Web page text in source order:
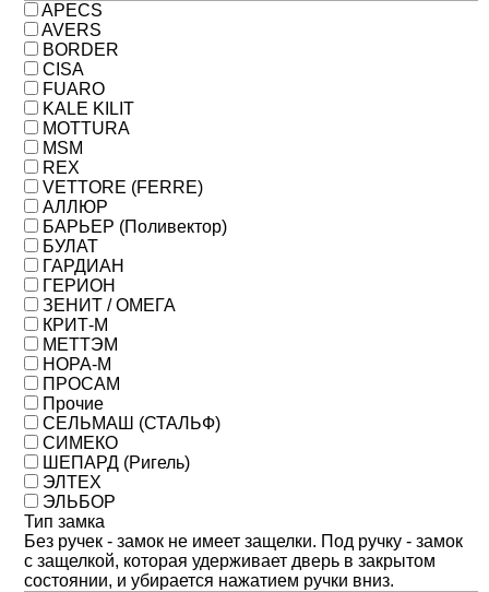
APECS
AVERS
BORDER
CISA
FUARO
KALE KILIT
MOTTURA
MSM
REX
VETTORE (FERRE)
АЛЛЮР
БАРЬЕР (Поливектор)
БУЛАТ
ГАРДИАН
ГЕРИОН
ЗЕНИТ / ОМЕГА
КРИТ-М
МЕТТЭМ
НОРА-М
ПРОСАМ
Прочие
СЕЛЬМАШ (СТАЛЬФ)
СИМЕКО
ШЕПАРД (Ригель)
ЭЛТЕХ
ЭЛЬБОР
Тип замка
Без ручек - замок не имеет защелки. Под ручку - замок
с защелкой, которая удерживает дверь в закрытом
состоянии, и убирается нажатием ручки вниз.